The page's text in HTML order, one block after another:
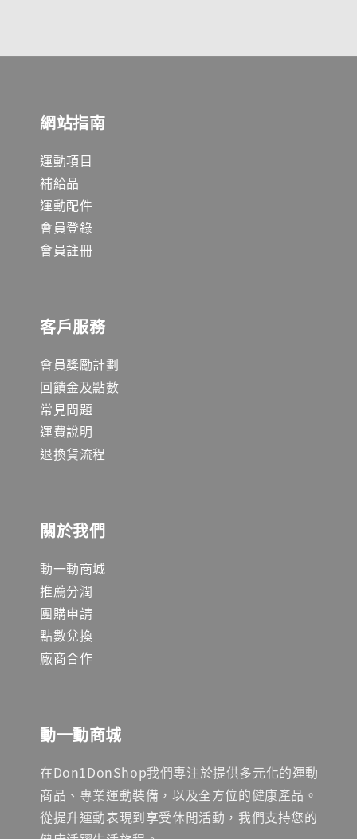
網站指南
運動項目
補給品
運動配件
會員登錄
會員註冊
客戶服務
會員獎勵計劃
回饋金及點數
常見問題
運費說明
退換貨流程
關於我們
動一動商城
推薦分潤
團購申請
點數兌換
廠商合作
動一動商城
在Don1DonShop我們專注於提供多元化的運動
商品、專業運動裝備，以及全方位的健康產品。
從提升運動表現到享受休閒活動，我們支持您的